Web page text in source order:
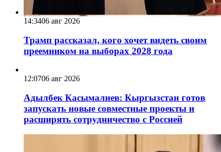
14:3406 авг 2026
Трамп рассказал, кого хочет видеть своим
преемником на выборах 2028 года
12:0706 авг 2026
Адылбек Касымалиев: Кыргызстан готов
запускать новые совместные проекты и
расширять сотрудничество с Россией